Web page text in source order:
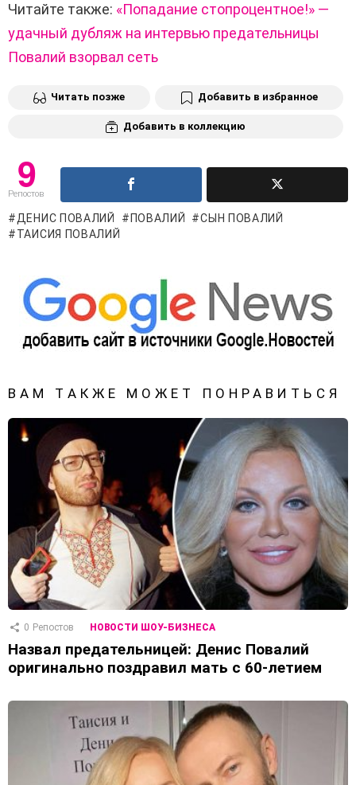
Читайте также: «Попадание стопроцентное!» —
удачный дубляж на интервью предательницы
Повалий взорвал сеть
Читать позже Добавить в избранное
Добавить в коллекцию
9
Репостов
ДЕНИС ПОВАЛИЙ ПОВАЛИЙ
СЫН ПОВАЛИЙ
ТАИСИЯ ПОВАЛИЙ
ВАМ ТАКЖЕ МОЖЕТ ПОНРАВИТЬСЯ
0 Репостов НОВОСТИ ШОУ-БИЗНЕСА
Назвал предательницей: Денис Повалий
оригинально поздравил мать с 60-летием